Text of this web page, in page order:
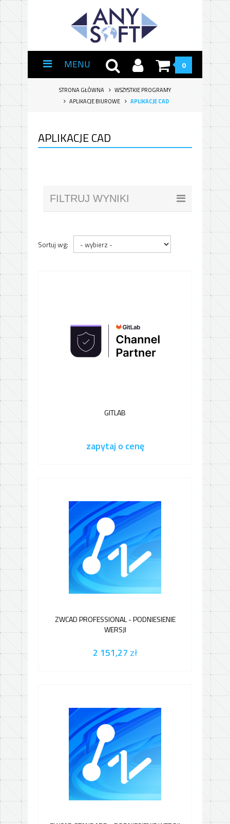
MENU 0
STRONA GŁÓWNA
WSZYSTKIE PROGRAMY
APLIKACJE BIUROWE
APLIKACJE CAD
APLIKACJE CAD
FILTRUJ WYNIKI
Sortuj wg:
GITLAB
zapytaj o cenę
ZWCAD PROFESSIONAL - PODNIESIENIE
WERSJI
2 151,27 zł